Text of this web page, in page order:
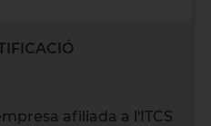
afiliada a l'ITCS